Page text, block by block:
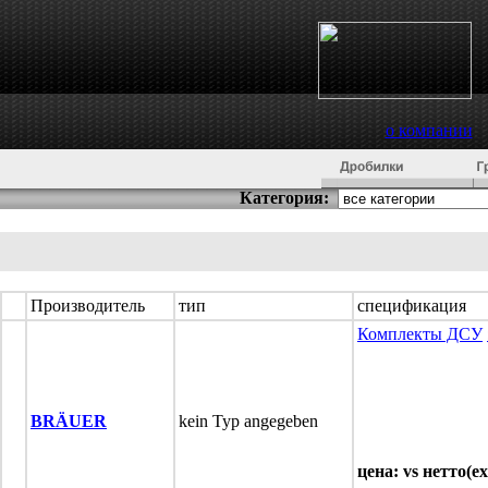
о компании
Категория:
Производитель
тип спецификация
BRÄUER kein Typ angegeben
Комплекты ДСУ
цена: vs